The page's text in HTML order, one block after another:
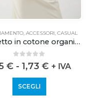
,ACCESSORI ,CASUAL
Sacchetto in cotone organico S
out of 5
€ - 1,73€ + IVA
SCEGLI